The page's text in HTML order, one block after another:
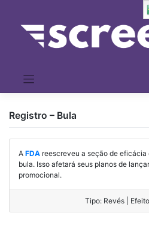
conteúdo
Registro – Bula
A FDA reescreveu a seção de
bula. Isso afetará seus planos de
promocional.
Tipo: Revés |